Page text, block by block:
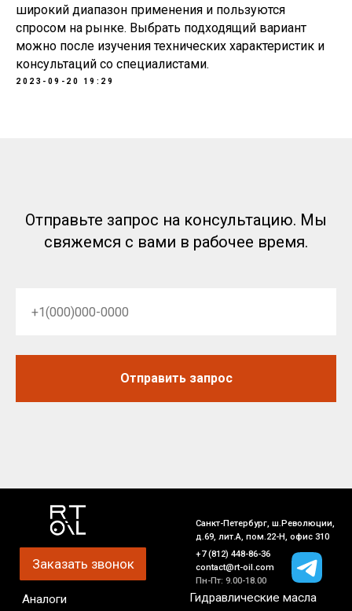
широкий диапазон применения и пользуются
спросом на рынке. Выбрать подходящий вариант
можно после изучения технических характеристик и
консультаций со специалистами.
2023-09-20 19:29
Отправьте запрос на консультацию. Мы
свяжемся с вами в рабочее время.
Отправить запрос